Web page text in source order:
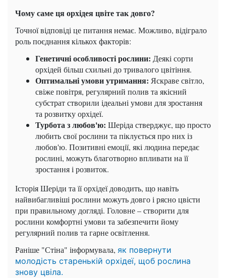
Чому саме ця орхідея цвіте так довго?
Точної відповіді це питання немає. Можливо, відіграло
роль поєднання кількох факторів:
Генетичні особливості рослини: Деякі сорти
орхідей більш схильні до тривалого цвітіння.
Оптимальні умови утримання: Яскраве світло,
свіже повітря, регулярний полив та якісний
субстрат створили ідеальні умови для зростання
та розвитку орхідеї.
Турбота з любов'ю: Шеріда стверджує, що просто
любить свої рослини та піклується про них із
любов'ю. Позитивні емоції, які людина передає
рослині, можуть благотворно впливати на її
зростання і розвиток.
Історія Шеріди та її орхідеї доводить, що навіть
найвибагливіші рослини можуть довго і рясно цвісти
при правильному догляді. Головне – створити для
рослини комфортні умови та забезпечити йому
регулярний полив та гарне освітлення.
Раніше "Стіна" інформувала, як повернути
молодість старенькій орхідеї, щоб рослина
знову цвіла.